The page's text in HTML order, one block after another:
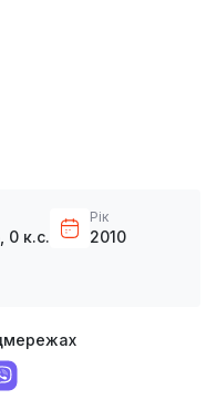
0 к.с.
Рік
2010